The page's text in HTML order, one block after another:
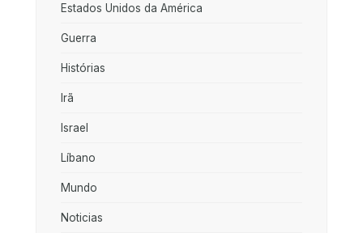
Estados Unidos da América
Guerra
Histórias
Irã
Israel
Líbano
Mundo
Noticias